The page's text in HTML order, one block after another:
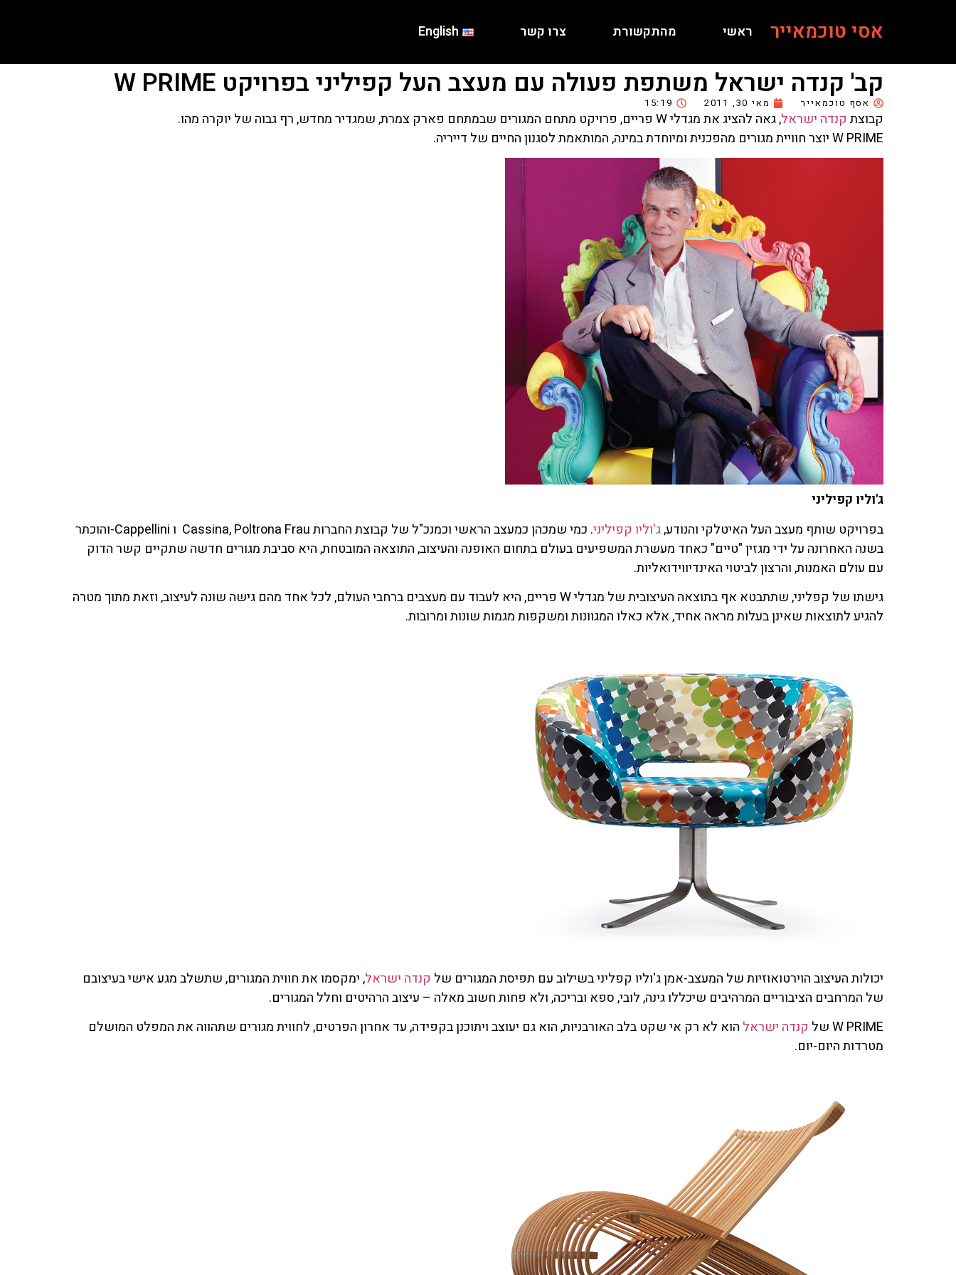
אסי טוכמאייר ראשי מהתקשורת צרו קשר English
קב' קנדה ישראל משתפת פעולה עם מעצב העל קפיליני בפרויקט W PRIME
אסף טוכמאייר מאי 30, 2011 15:19
קבוצת קנדה ישראל, גאה להציג את מגדלי W פריים, פרויקט מתחם המגורים שבמתחם פארק צמרת, שמגדיר מחדש, רף גבוה של יוקרה מהו.
W PRIME יוצר חוויית מגורים מהפכנית ומיוחדת במינה, המותאמת לסגנון החיים של דייריה.
ג'וליו קפיליני
בפרויקט שותף מעצב העל האיטלקי והנודע,ג'וליו קפיליני
. כמי שמכהן כמעצב הראשי וכמנכ"ל של קבוצת החברות Cassina, Poltrona Frau ו Cappellini-והוכתר
בשנה האחרונה על ידי מגזין "טיים" כאחד מעשרת המשפיעים בעולם בתחום האופנה והעיצוב, התוצאה המובטחת, היא סביבת מגורים חדשה שתקיים קשר הדוק
עם עולם האמנות, והרצון לביטוי האינדיווידואליות.
גישתו של קפליני, שתתבטא אף בתוצאה העיצובית של מגדלי W פריים, היא לעבוד עם מעצבים ברחבי העולם, לכל אחד מהם גישה שונה לעיצוב, וזאת מתוך מטרה
להגיע לתוצאות שאינן בעלות מראה אחיד, אלא כאלו המגוונות ומשקפות מגמות שונות ומרובות.
יכולות העיצוב הוירטואוזיות של המעצב-אמן ג'וליו קפליני בשילוב עם תפיסת המגורים של קנדה ישראל, ימקסמו את חווית המגורים, שתשלב מגע אישי בעיצובם
של המרחבים הציבוריים המרהיבים שיכללו גינה, לובי, ספא ובריכה, ולא פחות חשוב מאלה – עיצוב הרהיטים וחלל המגורים.
W PRIME של
קנדה ישראל הוא לא רק אי שקט בלב האורבניות, הוא גם יעוצב ויתוכנן בקפידה, עד אחרון הפרטים, לחווית מגורים שתהווה את המפלט המושלם
מטרדות היום-יום.